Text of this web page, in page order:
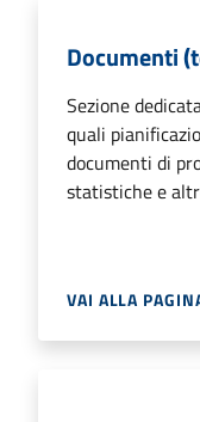
Documenti
Sezione
quali
documenti di
statistiche e
VAI ALLA